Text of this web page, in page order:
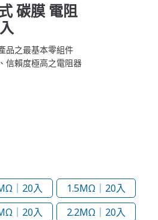
碳膜 電阻
品之最基本零組件
信賴度極高之電阻器
｜20入
1.5MΩ｜20入
｜20入
2.2MΩ｜20入